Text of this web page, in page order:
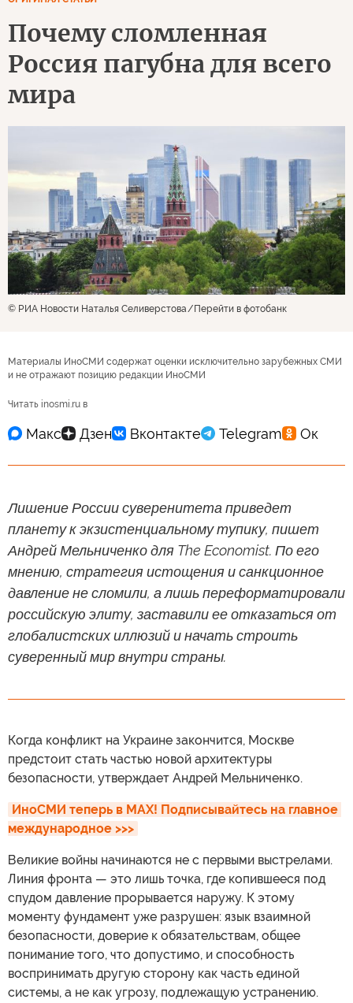
Почему сломленная
Россия пагубна для всего
мира
© РИА Новости Наталья Селиверстова Перейти в фотобанк
Материалы ИноСМИ содержат оценки исключительно зарубежных СМИ
и не отражают позицию редакции ИноСМИ
Читать inosmi.ru в
Лишение России суверенитета приведет
планету к экзистенциальному тупику, пишет
Андрей Мельниченко для The Economist. По его
мнению, стратегия истощения и санкционное
давление не сломили, а лишь переформатировали
российскую элиту, заставили ее отказаться от
глобалистских иллюзий и начать строить
суверенный мир внутри страны.
Когда конфликт на Украине закончится, Москве
предстоит стать частью новой архитектуры
безопасности, утверждает Андрей Мельниченко.
ИноСМИ теперь в MAX! Подписывайтесь на главное
международное >>>
Великие войны начинаются не с первыми выстрелами.
Линия фронта — это лишь точка, где копившееся под
спудом давление прорывается наружу. К этому
моменту фундамент уже разрушен: язык взаимной
безопасности, доверие к обязательствам, общее
понимание того, что допустимо, и способность
воспринимать другую сторону как часть единой
системы, а не как угрозу, подлежащую устранению.